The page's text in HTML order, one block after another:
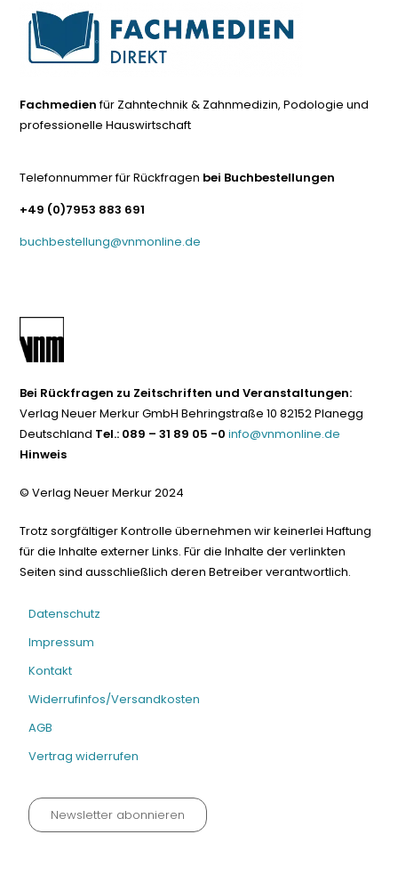
Fachmedienfür Zahntechnik & Zahnmedizin, Podologie und
professionelle Hauswirtschaft
Telefonnummer für Rückfragen bei Buchbestellungen
+49 (0)7953 883 691
buchbestellung@vnmonline.de
Bei Rückfragen zu Zeitschriften und Veranstaltungen:
Verlag Neuer Merkur GmbH Behringstraße 10 82152 Planegg
Deutschland Tel.: 089 – 31 89 05 -0 info@vnmonline.de
Hinweis
© Verlag Neuer Merkur 2024
Trotz sorgfältiger Kontrolle übernehmen wir keinerlei Haftung
für die Inhalte externer Links. Für die Inhalte der verlinkten
Seiten sind ausschließlich deren Betreiber verantwortlich.
Datenschutz
Impressum
Kontakt
Widerrufinfos/Versandkosten
AGB
Vertrag widerrufen
Newsletter abonnieren